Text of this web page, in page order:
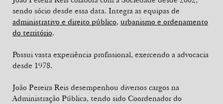
sendo sócio desde essa data. Integra as equipas de
administrativo e direito público, urbanismo e ordenamento
do território.
Possui vasta experiência profissional, exercendo a advocacia
desde 1978.
João Pereira Reis desempenhou diversos cargos na
Administração Pública, tendo sido Coordenador do